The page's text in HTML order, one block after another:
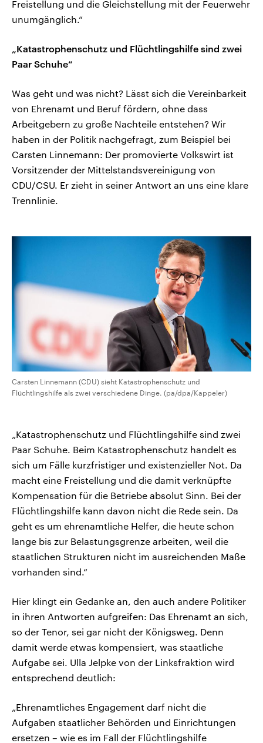
Freistellung und die Gleichstellung mit der Feuerwehr
unumgänglich.“
„Katastrophenschutz und Flüchtlingshilfe sind zwei
Paar Schuhe“
Was geht und was nicht? Lässt sich die Vereinbarkeit
von Ehrenamt und Beruf fördern, ohne dass
Arbeitgebern zu große Nachteile entstehen? Wir
haben in der Politik nachgefragt, zum Beispiel bei
Carsten Linnemann: Der promovierte Volkswirt ist
Vorsitzender der Mittelstandsvereinigung von
CDU/CSU. Er zieht in seiner Antwort an uns eine klare
Trennlinie.
Carsten Linnemann (CDU) sieht Katastrophenschutz und
Flüchtlingshilfe als zwei verschiedene Dinge. (pa/dpa/Kappeler)
„Katastrophenschutz und Flüchtlingshilfe sind zwei
Paar Schuhe. Beim Katastrophenschutz handelt es
sich um Fälle kurzfristiger und existenzieller Not. Da
macht eine Freistellung und die damit verknüpfte
Kompensation für die Betriebe absolut Sinn. Bei der
Flüchtlingshilfe kann davon nicht die Rede sein. Da
geht es um ehrenamtliche Helfer, die heute schon
lange bis zur Belastungsgrenze arbeiten, weil die
staatlichen Strukturen nicht im ausreichenden Maße
vorhanden sind.“
Hier klingt ein Gedanke an, den auch andere Politiker
in ihren Antworten aufgreifen: Das Ehrenamt an sich,
so der Tenor, sei gar nicht der Königsweg. Denn
damit werde etwas kompensiert, was staatliche
Aufgabe sei. Ulla Jelpke von der Linksfraktion wird
entsprechend deutlich:
„Ehrenamtliches Engagement darf nicht die
Aufgaben staatlicher Behörden und Einrichtungen
ersetzen – wie es im Fall der Flüchtlingshilfe